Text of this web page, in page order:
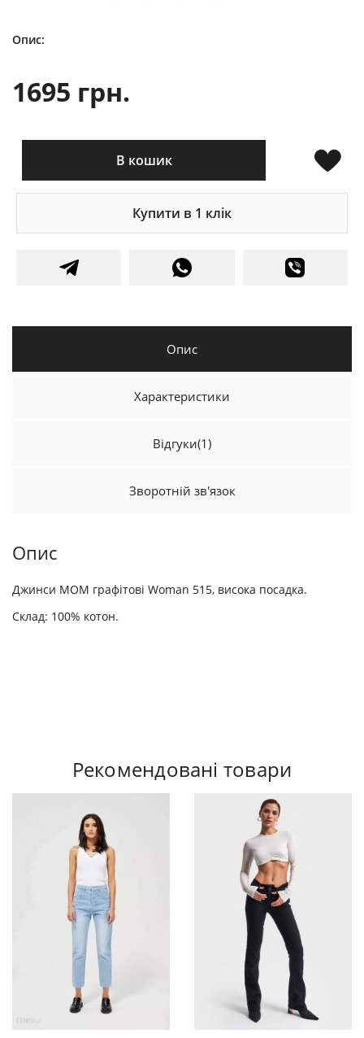
Опис:
1695 грн.
В кошик
Купити в 1 клік
Опис
Характеристики
Відгуки(1)
Зворотній зв'язок
Опис
Джинси MOM графітові Woman 515, висока посадка.
Склад: 100% котон.
Рекомендовані товари